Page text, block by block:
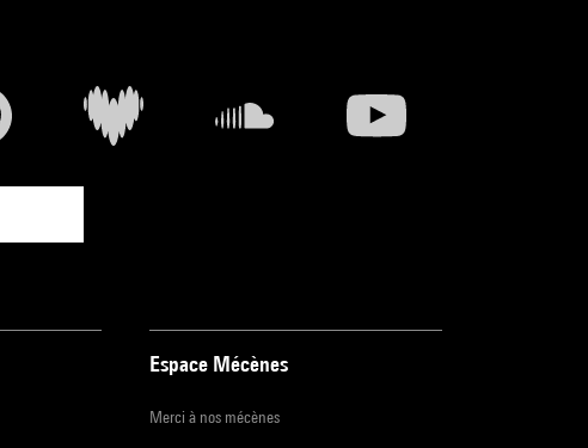
Espace Mécènes
Merci à nos mécènes